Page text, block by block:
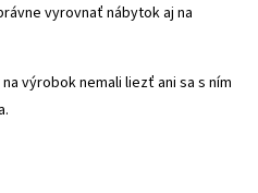
vyrovnať nábytok aj na
výrobok nemali liezť ani sa s ním